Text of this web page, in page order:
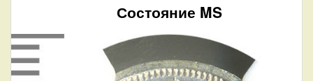
Состояние MS